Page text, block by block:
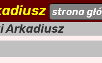
strona
Arkadiusz